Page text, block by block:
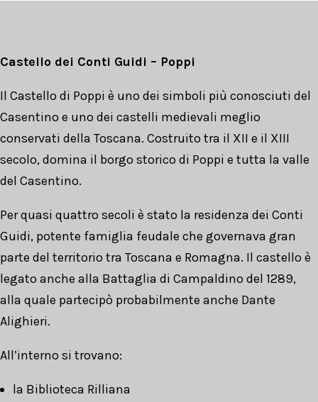
Castello dei Conti Guidi – Poppi
Il Castello di Poppi è uno dei simboli più conosciuti del
Casentino e uno dei castelli medievali meglio
conservati della Toscana. Costruito tra il XII e il XIII
secolo, domina il borgo storico di Poppi e tutta la valle
del Casentino.
Per quasi quattro secoli è stato la residenza dei Conti
Guidi, potente famiglia feudale che governava gran
parte del territorio tra Toscana e Romagna. Il castello è
legato anche alla Battaglia di Campaldino del 1289,
alla quale partecipò probabilmente anche Dante
Alighieri.
All’interno si trovano:
la Biblioteca Rilliana